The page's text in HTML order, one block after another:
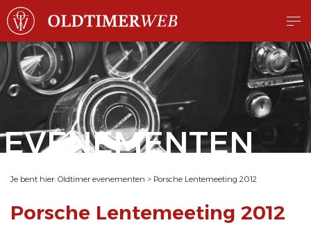
EVENEMENTEN
Je bent hier: Oldtimer evenementen > Porsche Lentemeeting 2012
Porsche Lentemeeting 2012